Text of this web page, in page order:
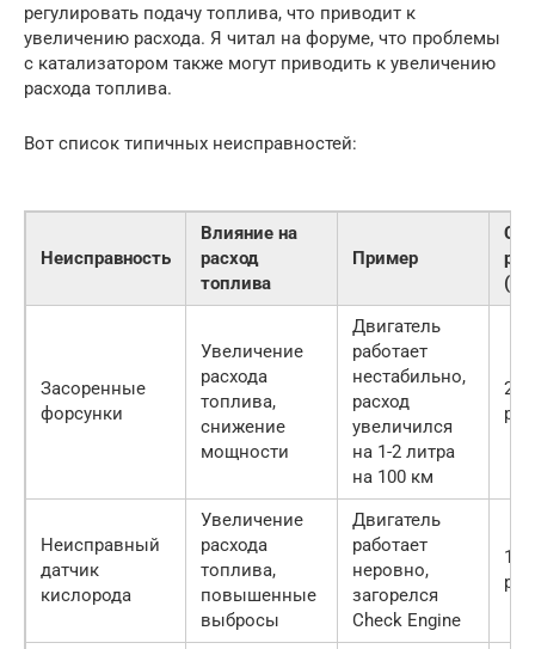
регулировать подачу топлива, что приводит к
увеличению расхода. Я читал на форуме, что проблемы
с катализатором также могут приводить к увеличению
расхода топлива.
Вот список типичных неисправностей:
Неисправность
Влияние на
расход
топлива
Пример
Засоренные
форсунки
Увеличение
расхода
топлива,
снижение
мощности
Двигатель
работает
нестабильно,
расход
увеличился
на 1-2 литра
на 100 км
руб.
Неисправный
датчик
кислорода
Увеличение
расхода
топлива,
повышенные
выбросы
Двигатель
работает
неровно,
загорелся
Check Engine
руб.